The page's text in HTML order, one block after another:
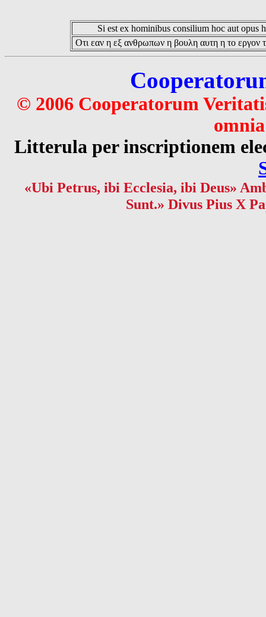
Si est ex hominibus consilium hoc aut opus
Οτι εαν η εξ ανθρωπων η βουλη αυτη η το εργον
© 2006 Cooperatorum
Litterula per inscriptionem
«Ubi Petrus, ibi Ecclesia, ibi Deus»
Sunt.» Divus Pius X